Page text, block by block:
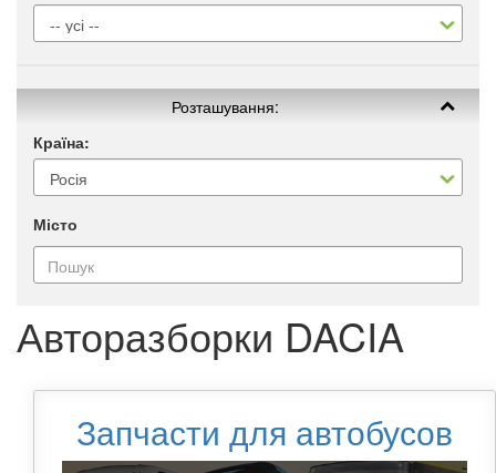
Розташування:
Країна:
Місто
Авторазборки DACIA
Запчасти для автобусов